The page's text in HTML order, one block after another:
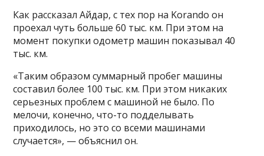
Как рассказал Айдар, c тех пор на Korando он
проехал чуть больше 60 тыс. км. При этом на
момент покупки одометр машин показывал 40
тыс. км.
«Таким образом суммарный пробег машины
составил более 100 тыс. км. При этом никаких
серьезных проблем с машиной не было. По
мелочи, конечно, что-то подделывать
приходилось, но это со всеми машинами
случается», — объяснил он.